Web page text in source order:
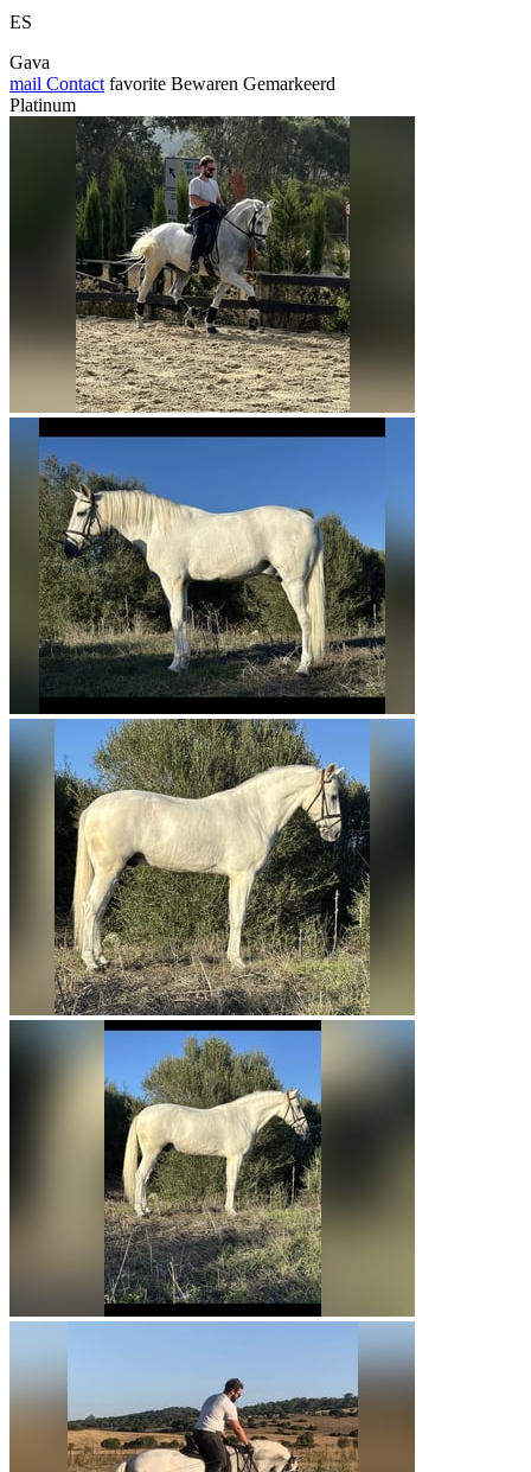
ES
Gava
mail Contact favorite Bewaren Gemarkeerd
Platinum